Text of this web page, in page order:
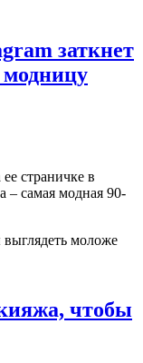
заткнет
страничке в
– самая модная 90-
чтобы